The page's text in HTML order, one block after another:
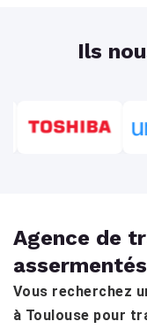
Ils
Agence de
Vous recherchez
à Toulouse pour